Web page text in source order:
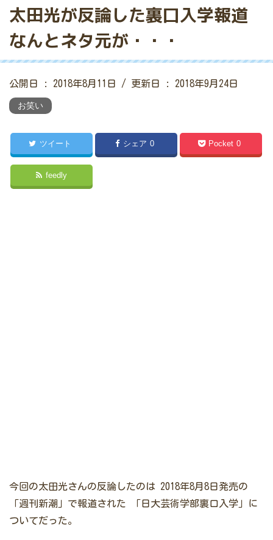
太田光が反論した裏口入学報道
なんとネタ元が・・・
公開日 : 2018年8月11日 / 更新日 : 2018年9月24日
お笑い
ツイート シェア 0 Pocket 0
feedly
今回の太田光さんの反論したのは 2018年8月8日発売の
「週刊新潮」で報道された
「日大芸術学部裏口入学」に
ついてだった。